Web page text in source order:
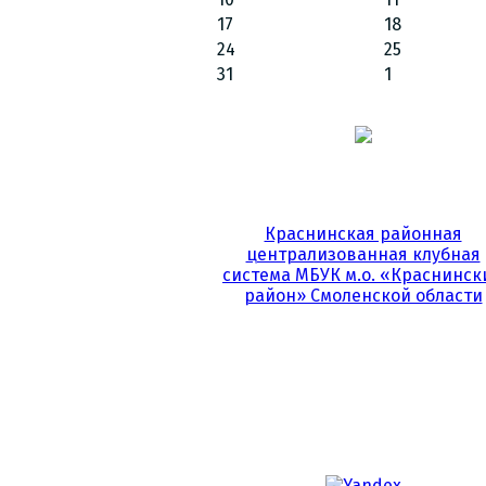
17
18
24
25
31
1
Краснинская районная
централизованная клубная
система МБУК м.о.
район» Смоленской области